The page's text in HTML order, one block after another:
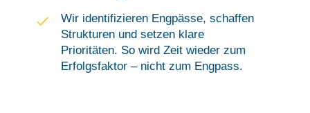
Wir identifizieren Engpässe, schaffen
Strukturen und setzen klare
Prioritäten. So wird Zeit wieder zum
Erfolgsfaktor – nicht zum Engpass.